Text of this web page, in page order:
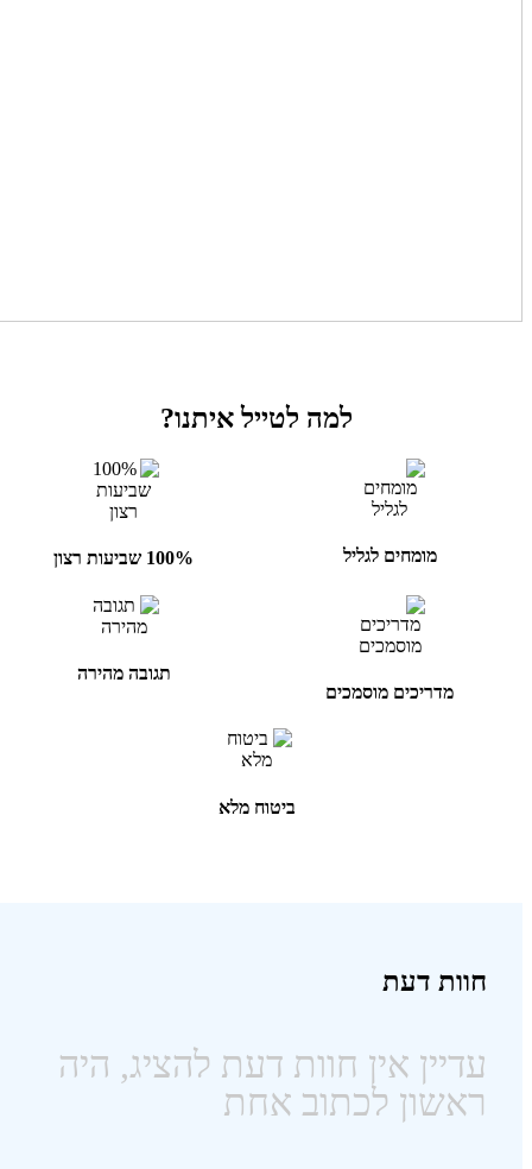
למה לטייל איתנו?
מומחים לגליל 100% שביעות רצון
מדריכים מוסמכים
תגובה מהירה
ביטוח מלא
חוות דעת